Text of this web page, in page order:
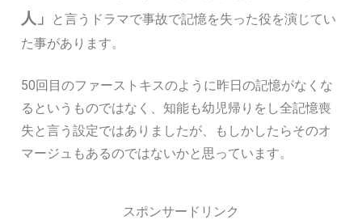
人」
と言うドラマで事故で記憶を失った役を演じてい
た事があります。
50回目のファーストキスのように昨日の記憶がなくな
るというものではなく、知能も幼児帰りをし全記憶喪
失と言う設定ではありましたが、もしかしたらそのオ
マージュもあるのではないかと思っています。
スポンサードリンク